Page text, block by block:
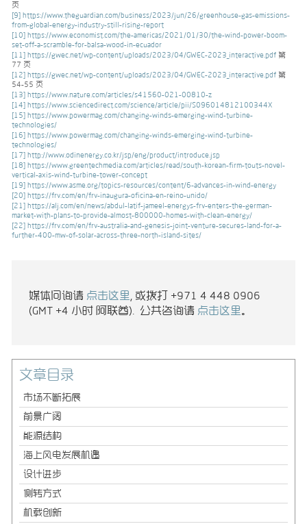
页
[9] https://www.theguardian.com/business/2023/jun/26/greenhouse-gas-emissions-
from-global-energy-industry-still-rising-report
[10] https://www.economist.com/the-americas/2021/01/30/the-wind-power-boom-
set-off-a-scramble-for-balsa-wood-in-ecuador
[11] https://gwec.net/wp-content/uploads/2023/04/GWEC-2023_interactive.pdf 第
77 页
[12] https://gwec.net/wp-content/uploads/2023/04/GWEC-2023_interactive.pdf 第
54-55 页
[13] https://www.nature.com/articles/s41560-021-00810-z
[14] https://www.sciencedirect.com/science/article/pii/S096014812100344X
[15] https://www.powermag.com/changing-winds-emerging-wind-turbine-
technologies/
[16] https://www.powermag.com/changing-winds-emerging-wind-turbine-
technologies/
[17] http://www.odinenergy.co.kr/jsp/eng/product/introduce.jsp
[18] https://www.greentechmedia.com/articles/read/south-korean-firm-touts-novel-
vertical-axis-wind-turbine-tower-concept
[19] https://www.asme.org/topics-resources/content/6-advances-in-wind-energy
[20] https://frv.com/en/frv-inaugura-oficina-en-reino-unido/
[21] https://alj.com/en/news/abdul-latif-jameel-energys-frv-enters-the-german-
market-with-plans-to-provide-almost-800000-homes-with-clean-energy/
[22] https://frv.com/en/frv-australia-and-genesis-joint-venture-secures-land-for-a-
further-400-mw-of-solar-across-three-north-island-sites/
媒体问询请 点击这里
, 或拨打 +971 4 448 0906
(GMT +4 小时 阿联酋). 公共咨询请 点击这里。
文章目录
市场不断拓展
前景广阔
能源结构
海上风电发展机遇
设计进步
侧转方式
机载创新